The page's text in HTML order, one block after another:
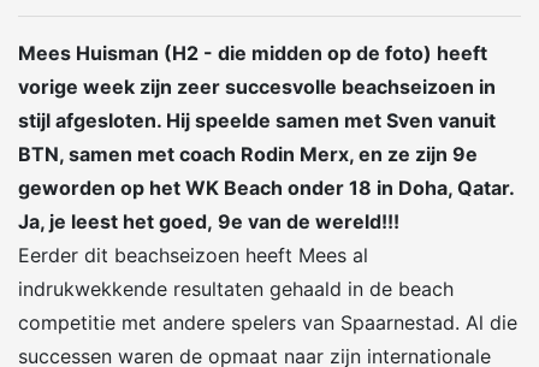
Mees Huisman (H2 - die midden op de foto) heeft
vorige week zijn zeer succesvolle beachseizoen in
stijl afgesloten. Hij speelde samen met Sven vanuit
BTN, samen met coach Rodin Merx, en ze zijn 9e
geworden op het WK Beach onder 18 in Doha, Qatar.
Ja, je leest het goed, 9e van de wereld!!!
Eerder dit beachseizoen heeft Mees al
indrukwekkende resultaten gehaald in de beach
competitie met andere spelers van Spaarnestad. Al die
successen waren de opmaat naar zijn internationale